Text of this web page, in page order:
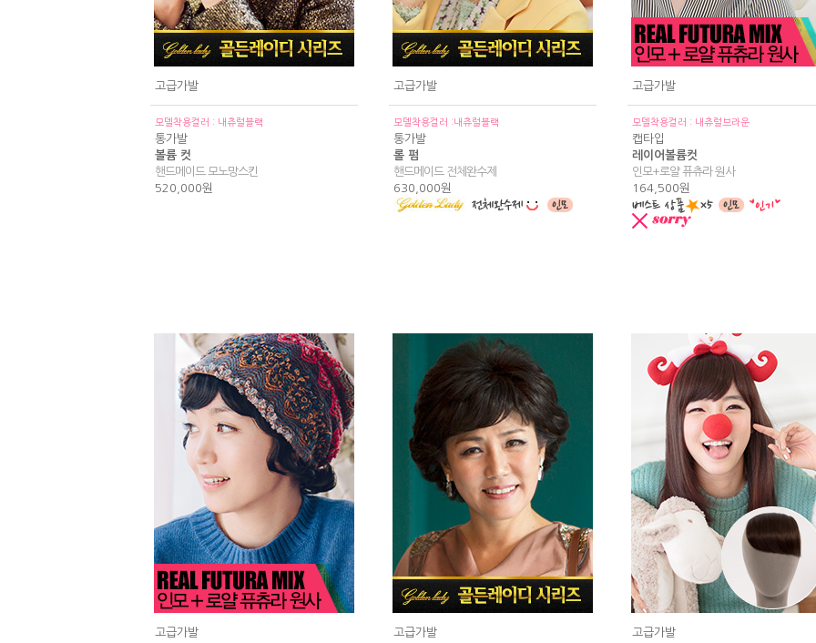
고급가발
모델착용컬러 : 내츄럴블랙
통가발
볼륨 컷
핸드메이드 모노망스킨
520,000원
고급가발
모델착용컬러 :내츄럴블랙
통가발
롤 펌
핸드메이드 전체완수제
630,000원
고급가발
모델착용컬러 : 내츄럴브라운
캡타입
레이어볼륨컷
인모+로얄 퓨츄라 원사
164,500원
고급가발 고급가발 고급가발